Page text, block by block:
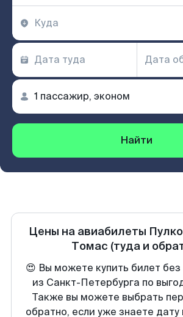
Найти
Цены на авиабилеты
Томас (туда и
😍 Вы можете купить билет
из Санкт-Петербурга по
Также вы можете выбрать
обратно, если уже знаете